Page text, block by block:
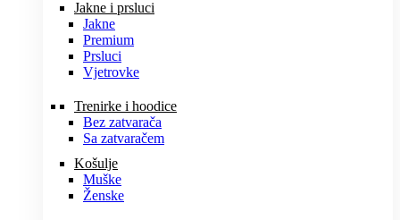
Jakne i prsluci
Jakne
Premium
Prsluci
Vjetrovke
Trenirke i hoodice
Bez zatvarača
Sa zatvaračem
Košulje
Muške
Ženske